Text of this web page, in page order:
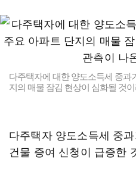
다주택자에 대한 양도소득세 중과
지의 매물 잠김 현상이 심화될 것
다주택자 양도소득세 중
건물 증여 신청이 급증한